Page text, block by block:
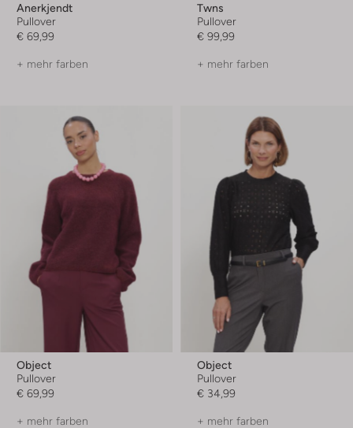
Anerkjendt
Pullover
€ 69,99
+ mehr farben
Twns
Pullover
€ 99,99
+ mehr farben
Object
Pullover
€ 69,99
+ mehr farben
Object
Pullover
€ 34,99
+ mehr farben